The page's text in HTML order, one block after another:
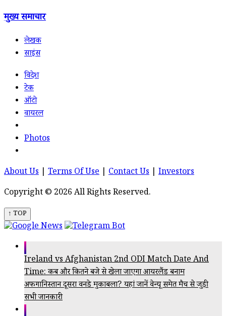
मुख्य समाचार
लेखक
साइंस
विदेश
टेक
ऑटो
वायरल
Photos
About Us Terms Of Use Contact Us
Investors
Copyright © 2026 All Rights Reserved.
↑ TOP
Ireland vs Afghanistan 2nd ODI Match Date And
Time: कब और कितने बजे से खेला जाएगा आयरलैंड बनाम
अफगानिस्तान दूसरा वनडे मुकाबला? यहां जानें वेन्यू समेत मैच से जुड़ी
सभी जानकारी